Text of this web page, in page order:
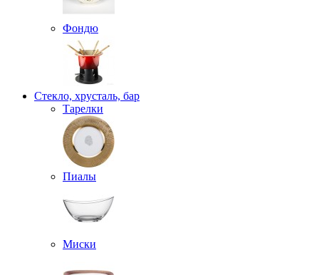
Фондю
Стекло, хрусталь, бар
Тарелки
Пиалы
Миски